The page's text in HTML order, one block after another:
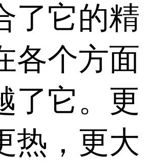
了它的精
各个方面
了它。更
热，更大